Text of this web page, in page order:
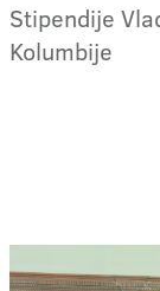
Stipendije
Kolumbije